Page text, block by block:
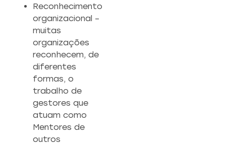
Reconhecimento
organizacional –
muitas
organizações
reconhecem, de
diferentes
formas, o
trabalho de
gestores que
atuam como
Mentores de
outros